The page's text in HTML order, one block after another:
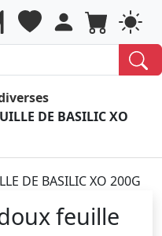
DE BASILIC XO
feuille